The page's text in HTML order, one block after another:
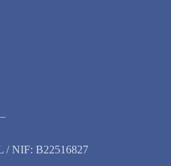
/ NIF: B22516827